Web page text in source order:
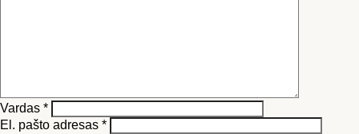
Vardas *
El. pašto adresas *